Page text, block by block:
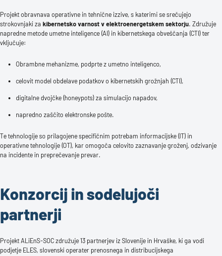
Projekt obravnava operativne in tehnične izzive, s katerimi se srečujejo
strokovnjaki za kibernetsko varnost v elektroenergetskem sektorju. Združuje
napredne metode umetne inteligence (AI) in kibernetskega obveščanja (CTI) ter
vključuje:
Obrambne mehanizme, podprte z umetno inteligenco,
celovit model obdelave podatkov o kibernetskih grožnjah (CTI),
digitalne dvojčke (honeypots) za simulacijo napadov,
napredno zaščito elektronske pošte.
Te tehnologije so prilagojene specifičnim potrebam informacijske (IT) in
operativne tehnologije (OT), kar omogoča celovito zaznavanje groženj, odzivanje
na incidente in preprečevanje prevar.
Konzorcij in sodelujoči
partnerji
Projekt ALiEnS-SOC združuje 13 partnerjev iz Slovenije in Hrvaške, ki ga vodi
podjetje ELES, slovenski operater prenosnega in distribucijskega